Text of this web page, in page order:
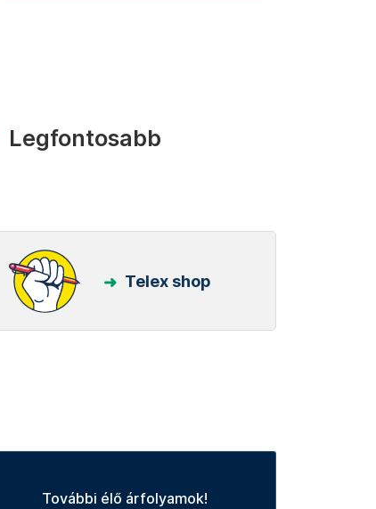
Legfontosabb
Telex shop
További élő árfolyamok!